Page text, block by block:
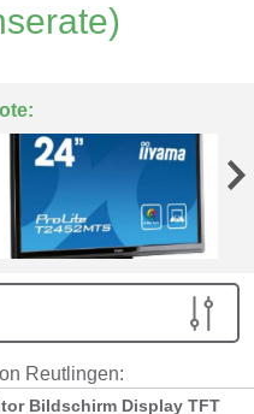
Reutlingen:
Bildschirm Display TFT